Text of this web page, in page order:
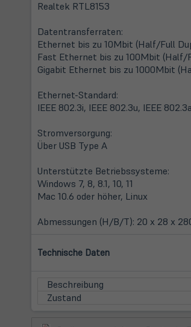
Realtek RTL8153
Datentransferraten:
Ethernet bis zu 10Mbit (Half/Full
Fast Ethernet bis zu 100Mbit (Half/
Gigabit Ethernet bis zu 1000Mbit
Ethernet-Standard:
IEEE 802.3i, IEEE 802.3u, IEEE
Stromversorgung:
Über USB Type A
Unterstützte Betriebssysteme:
Windows 7, 8, 8.1, 10, 11
Mac 10.6 oder höher, Linux
Abmessungen (H/B/T): 20 x 28 x
Technische Daten
Beschreibung
Zustand